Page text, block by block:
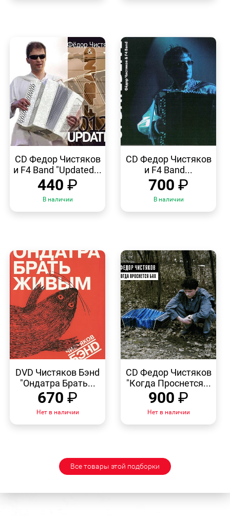
ПРОСМОТР
CD Федор Чистяков
и F4 Band "Updated...
440 ₽
В наличии
ПРОСМОТР
CD Федор Чистяков
и F4 Band...
700 ₽
В наличии
ПРОСМОТР
DVD Чистяков Бэнd
"Ондатра Брать...
670 ₽
Нет в наличии
ПРОСМОТР
CD Федор Чистяков
"Когда Проснется...
900 ₽
Нет в наличии
Все товары этой подборки